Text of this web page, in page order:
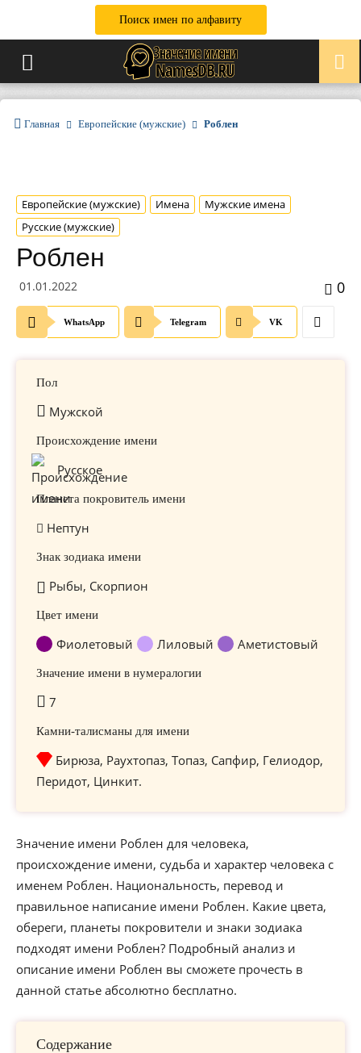
Поиск имен по алфавиту
Главная Европейские (мужские) Роблен
Европейские (мужские) Имена
Мужские имена
Русские (мужские)
Роблен
01.01.2022 0
WhatsApp Telegram VK
Пол
Мужской
Происхождение имени
Русское
Планета покровитель имени
Нептун
Знак зодиака имени
Рыбы, Скорпион
Цвет имени
Фиолетовый Лиловый Аметистовый
Значение имени в нумералогии
7
Камни-талисманы для имени
Бирюза, Раухтопаз, Топаз, Сапфир, Гелиодор,
Перидот, Цинкит.
Значение имени Роблен для человека,
происхождение имени, судьба и характер человека с
именем Роблен. Национальность, перевод и
правильное написание имени Роблен. Какие цвета,
обереги, планеты покровители и знаки зодиака
подходят имени Роблен? Подробный анализ и
описание имени Роблен вы сможете прочесть в
данной статье абсолютно бесплатно.
Содержание